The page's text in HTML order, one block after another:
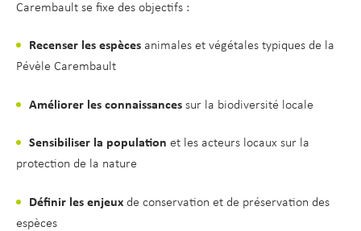
Carembault se fixe des objectifs :
Recenser les espèces animales et végétales typiques de la
Pévèle Carembault
Améliorer les connaissances sur la biodiversité locale
Sensibiliser la population et les acteurs locaux sur la
protection de la nature
Définir les enjeux de conservation et de préservation des
espèces